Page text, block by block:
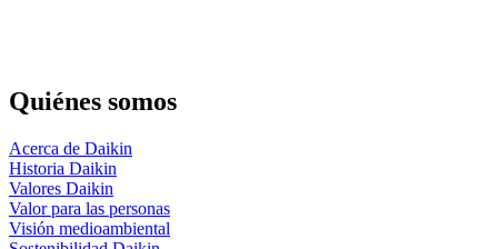
Quiénes somos
Acerca de Daikin
Historia Daikin
Valores Daikin
Valor para las personas
Visión medioambiental